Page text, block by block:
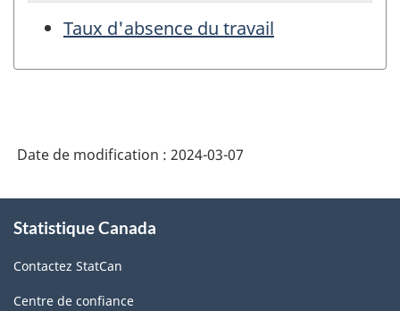
Taux d'absence du travail
Date de modification : 2024-03-07
propos
ce
site
Statistique Canada
Contactez StatCan
Centre de confiance